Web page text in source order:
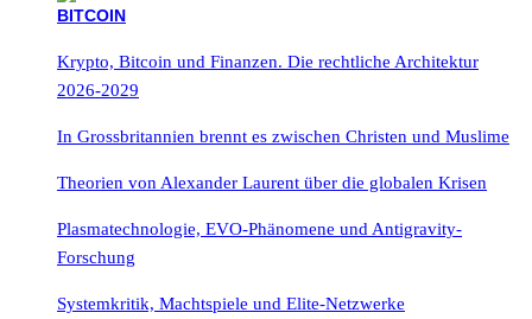
Krypto, Bitcoin und Finanzen. Die rechtliche Architektur
2026-2029
In Grossbritannien brennt es zwischen Christen und Muslime
Theorien von Alexander Laurent über die globalen Krisen
Plasmatechnologie, EVO-Phänomene und Antigravity-
Forschung
Systemkritik, Machtspiele und Elite-Netzwerke